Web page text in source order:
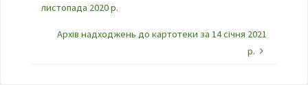
листопада 2020 р.
Архів надходжень до картотеки за 14 січня 2021
р.